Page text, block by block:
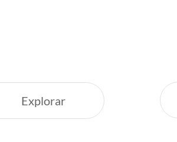
Explorar